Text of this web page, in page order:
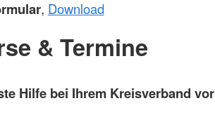
, Download
& Termine
Hilfe bei Ihrem Kreisverband vor